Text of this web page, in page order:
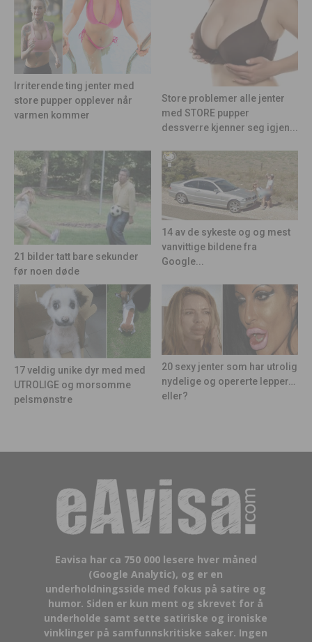
Irriterende ting jenter med
store pupper opplever når
varmen kommer
Store problemer alle jenter
med STORE pupper
dessverre kjenner seg igjen...
21 bilder tatt bare sekunder
før noen døde
14 av de sykeste og og mest
vanvittige bildene fra
Google...
17 veldig unike dyr med med
UTROLIGE og morsomme
pelsmønstre
20 sexy jenter som har utrolig
nydelige og opererte lepper…
eller?
Eavisa har ca 750 000 lesere hver måned
(Google Analytic), og er en
underholdningsside med fokus på satire og
humor. Siden er kun ment og skrevet for å
underholde samt sette satiriske og ironiske
vinklinger på samfunnskritiske saker. Ingen